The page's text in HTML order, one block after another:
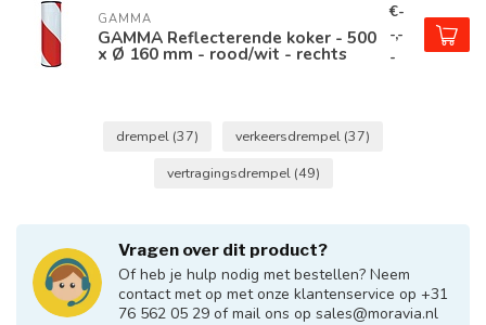
GAMMA
GAMMA Reflecterende koker - 500
x Ø 160 mm - rood/wit - rechts
€-
-,-
-
drempel (37) verkeersdrempel (37)
vertragingsdrempel (49)
Vragen over dit product?
Of heb je hulp nodig met bestellen? Neem
contact met op met onze klantenservice op +31
76 562 05 29 of mail ons op sales@moravia.nl